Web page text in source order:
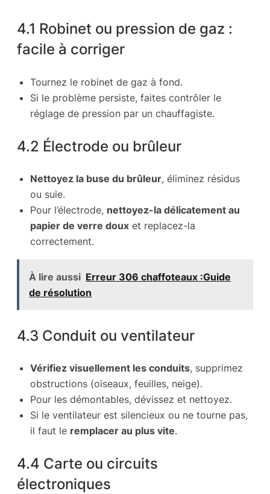
4.1 Robinet ou pression de gaz :
facile à corriger
Tournez le robinet de gaz à fond.
Si le problème persiste, faites contrôler le
réglage de pression par un chauffagiste.
4.2 Électrode ou brûleur
Nettoyez la buse du brûleur, éliminez résidus
ou suie.
Pour l’électrode, nettoyez-la délicatement au
papier de verre doux et replacez-la
correctement.
À lire aussi Erreur 306 chaffoteaux :Guide
de résolution
4.3 Conduit ou ventilateur
Vérifiez visuellement les conduits, supprimez
obstructions (oiseaux, feuilles, neige).
Pour les démontables, dévissez et nettoyez.
Si le ventilateur est silencieux ou ne tourne pas,
il faut le remplacer au plus vite.
4.4 Carte ou circuits
électroniques